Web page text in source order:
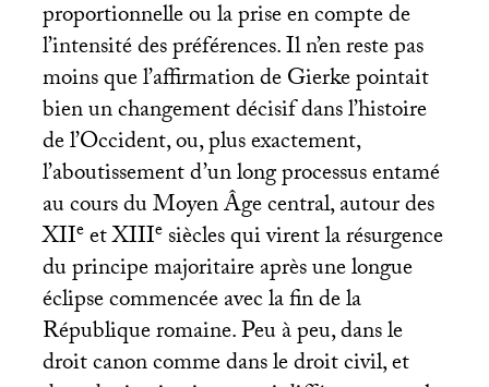
proportionnelle ou la prise en compte de
l’intensité des préférences. Il n’en reste pas
moins que l’affirmation de Gierke pointait
bien un changement décisif dans l’histoire
de l’Occident, ou, plus exactement,
l’aboutissement d’un long processus entamé
au cours du Moyen Âge central, autour des
XIIeetXIIIesiècles qui virent la résurgence
du principe majoritaire après une longue
éclipse commencée avec la fin de la
République romaine. Peu à peu, dans le
droit canon comme dans le droit civil, et